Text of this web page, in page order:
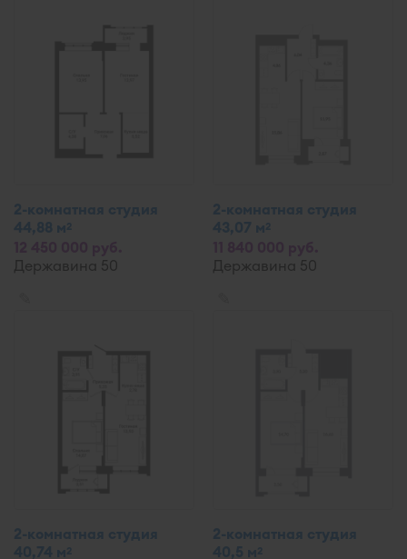
2-комнатная студия
44,88 м2
Державина 50
2-комнатная студия
43,07 м2
Державина 50
2-комнатная студия
40,74 м2
2-комнатная студия
40,5 м2